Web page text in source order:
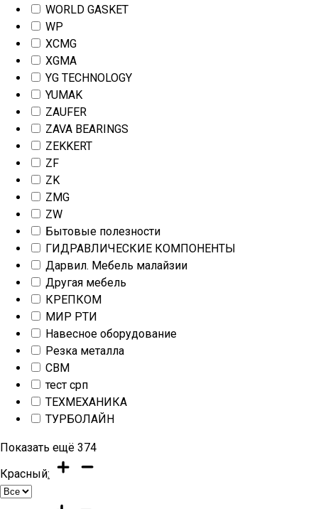
WORLD GASKET
WP
XCMG
XGMA
YG TECHNOLOGY
YUMAK
ZAUFER
ZAVA BEARINGS
ZEKKERT
ZF
ZK
ZMG
ZW
Бытовые полезности
ГИДРАВЛИЧЕСКИЕ КОМПОНЕНТЫ
Дарвил. Мебель малайзии
Другая мебель
КРЕПКОМ
МИР РТИ
Навесное оборудование
Резка металла
СВМ
тест срп
ТЕХМЕХАНИКА
ТУРБОЛАЙН
Показать ещё 374
Красный: